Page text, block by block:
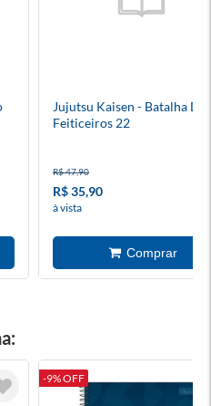
Jujutsu Kaisen - Batalha De
Feiticeiros 22
R$ 47,90
R$ 35,90
à vista
-9% OFF